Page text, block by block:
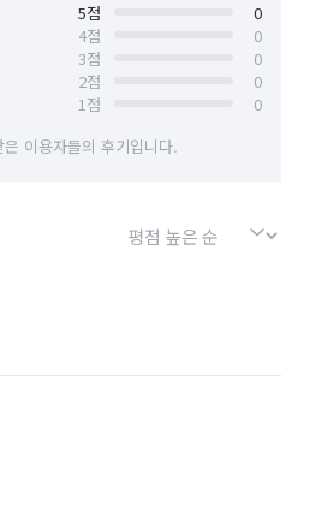
5점
0
4점
0
3점
0
2점
0
1점
0
이용자들의 후기입니다.